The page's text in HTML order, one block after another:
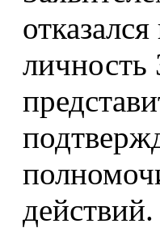
личность
действий.